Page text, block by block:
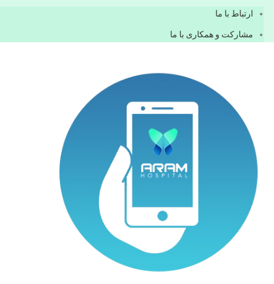
ارتباط با ما
مشاركت و همكاری با ما